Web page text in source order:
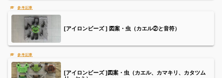
[アイロンビーズ ] 図案・虫（カエル②と音符）
[アイロンビーズ ]図案・虫（カエル、カマキリ、カタツム